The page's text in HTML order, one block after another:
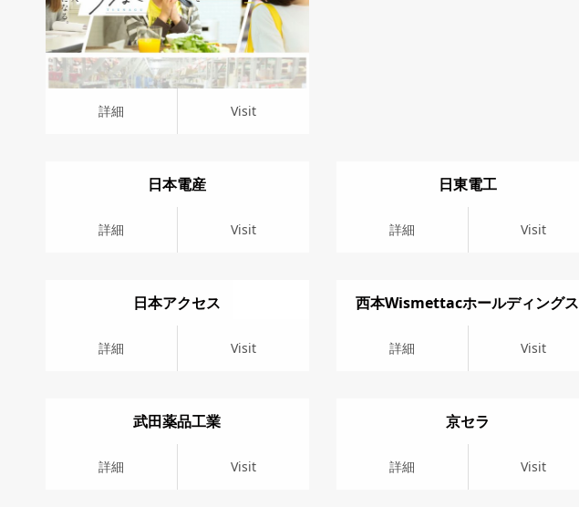
詳細 Visit
詳細 Visit
日本電産
Visit
詳細 Visit
日東電工
Visit
詳細 Visit
日本アクセス
Visit
詳細 Visit
西本Wismettacホールディングス
Visit
詳細 Visit
武田薬品工業
Visit
詳細 Visit
京セラ
Visit
詳細 Visit